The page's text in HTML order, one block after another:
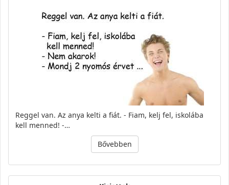
Reggel van. Az anya kelti a fiát. - Fiam, kelj fel, iskolába
kell menned! -…
Bővebben